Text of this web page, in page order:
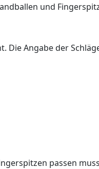
und
Die Angabe der
passen